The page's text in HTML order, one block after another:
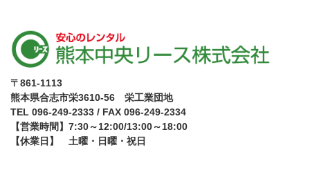
〒861-1113
熊本県合志市栄3610-56 栄工業団地
TEL 096-249-2333 / FAX 096-249-2334
【営業時間】7:30～12:00/13:00～18:00
【休業日】 土曜・日曜・祝日